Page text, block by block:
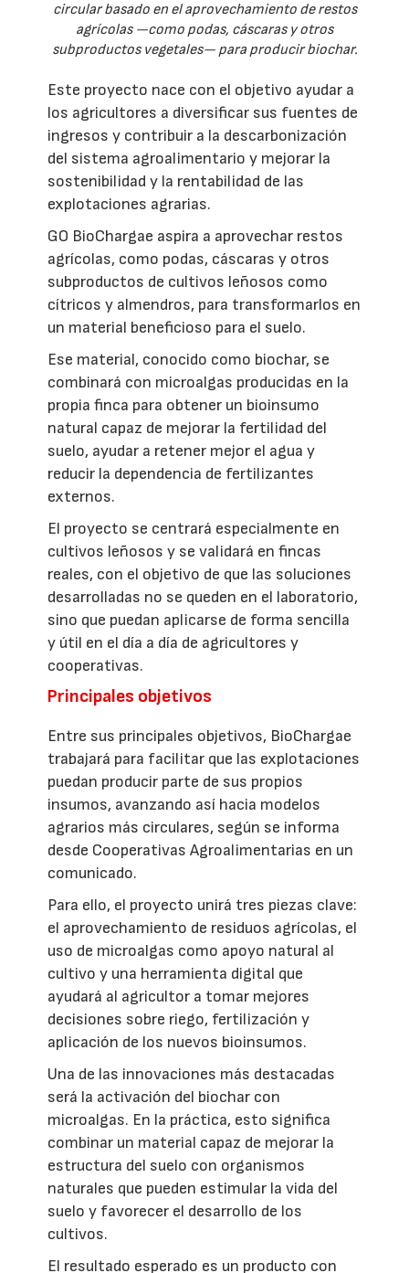
circular basado en el aprovechamiento de restos
agrícolas —como podas, cáscaras y otros
subproductos vegetales— para producir biochar.
Este proyecto nace con el objetivo ayudar a
los agricultores a diversificar sus fuentes de
ingresos y contribuir a la descarbonización
del sistema agroalimentario y mejorar la
sostenibilidad y la rentabilidad de las
explotaciones agrarias.
GO BioChargae aspira a aprovechar restos
agrícolas, como podas, cáscaras y otros
subproductos de cultivos leñosos como
cítricos y almendros, para transformarlos en
un material beneficioso para el suelo.
Ese material, conocido como biochar, se
combinará con microalgas producidas en la
propia finca para obtener un bioinsumo
natural capaz de mejorar la fertilidad del
suelo, ayudar a retener mejor el agua y
reducir la dependencia de fertilizantes
externos.
El proyecto se centrará especialmente en
cultivos leñosos y se validará en fincas
reales, con el objetivo de que las soluciones
desarrolladas no se queden en el laboratorio,
sino que puedan aplicarse de forma sencilla
y útil en el día a día de agricultores y
cooperativas.
Principales objetivos
Entre sus principales objetivos, BioChargae
trabajará para facilitar que las explotaciones
puedan producir parte de sus propios
insumos, avanzando así hacia modelos
agrarios más circulares, según se informa
desde Cooperativas Agroalimentarias en un
comunicado.
Para ello, el proyecto unirá tres piezas clave:
el aprovechamiento de residuos agrícolas, el
uso de microalgas como apoyo natural al
cultivo y una herramienta digital que
ayudará al agricultor a tomar mejores
decisiones sobre riego, fertilización y
aplicación de los nuevos bioinsumos.
Una de las innovaciones más destacadas
será la activación del biochar con
microalgas. En la práctica, esto significa
combinar un material capaz de mejorar la
estructura del suelo con organismos
naturales que pueden estimular la vida del
suelo y favorecer el desarrollo de los
cultivos.
El resultado esperado es un producto con